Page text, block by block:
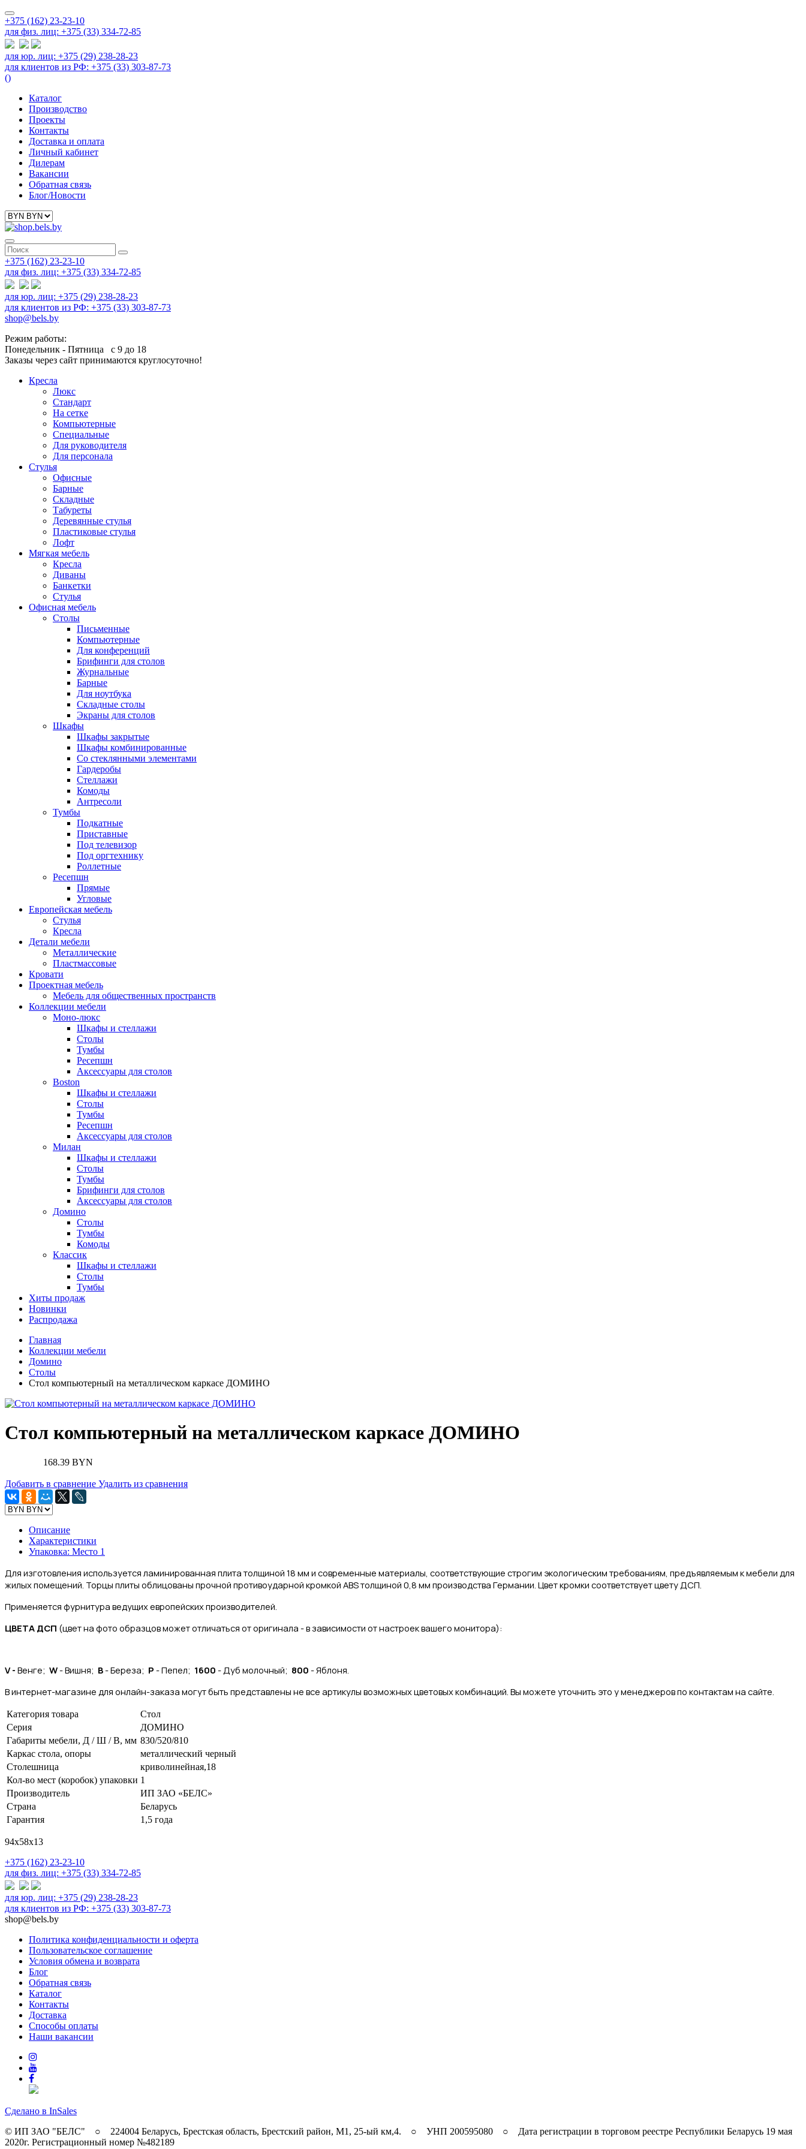
+375 (162) 23-23-10
для физ. лиц: +375 (33) 334-72-85
для юр. лиц: +375 (29) 238-28-23
для клиентов из РФ: +375 (33) 303-87-73
()
Каталог
Производство
Проекты
Контакты
Доставка и оплата
Личный кабинет
Дилерам
Вакансии
Обратная связь
Блог/Новости
+375 (162) 23-23-10
для физ. лиц: +375 (33) 334-72-85
для юр. лиц: +375 (29) 238-28-23
для клиентов из РФ: +375 (33) 303-87-73
shop@bels.by
Режим работы:
Понедельник - Пятница с 9 до 18
Заказы через сайт принимаются круглосуточно!
Кресла
Люкс
Стандарт
На сетке
Компьютерные
Специальные
Для руководителя
Для персонала
Стулья
Офисные
Барные
Складные
Табуреты
Деревянные стулья
Пластиковые стулья
Лофт
Мягкая мебель
Кресла
Диваны
Банкетки
Стулья
Офисная мебель
Столы
Письменные
Компьютерные
Для конференций
Брифинги для столов
Журнальные
Барные
Для ноутбука
Складные столы
Экраны для столов
Шкафы
Шкафы закрытые
Шкафы комбинированные
Со стеклянными элементами
Гардеробы
Стеллажи
Комоды
Антресоли
Тумбы
Подкатные
Приставные
Под телевизор
Под оргтехнику
Роллетные
Ресепшн
Прямые
Угловые
Европейская мебель
Стулья
Кресла
Детали мебели
Металлические
Пластмассовые
Кровати
Проектная мебель
Мебель для общественных пространств
Коллекции мебели
Моно-люкс
Шкафы и стеллажи
Столы
Тумбы
Ресепшн
Аксессуары для столов
Boston
Шкафы и стеллажи
Столы
Тумбы
Ресепшн
Аксессуары для столов
Милан
Шкафы и стеллажи
Столы
Тумбы
Брифинги для столов
Аксессуары для столов
Домино
Столы
Тумбы
Комоды
Классик
Шкафы и стеллажи
Столы
Тумбы
Хиты продаж
Новинки
Распродажа
Главная
Коллекции мебели
Домино
Столы
Стол компьютерный на металлическом каркасе ДОМИНО
Стол компьютерный на металлическом каркасе ДОМИНО
168.39 BYN
Добавить в сравнение Удалить из сравнения
Описание
Характеристики
Упаковка: Место 1
Для изготовления используется ламинированная плита толщиной 18 мм и современные материалы, соответствующие строгим экологическим требованиям, предъявляемым к мебели для
жилых помещений. Торцы плиты облицованы прочной противоударной кромкой ABS толщиной 0,8 мм производства Германии. Цвет кромки соответствует цвету ДСП.
Применяется фурнитура ведущих европейских производителей.
ЦВЕТА ДСП (цвет на фото образцов может отличаться от оригинала - в зависимости от настроек вашего монитора):
V - Венге; W- Вишня; B- Береза; P - Пепел; 1600 - Дуб молочный; 800 - Яблоня.
В интернет-магазине для онлайн-заказа могут быть представлены не все артикулы возможных цветовых комбинаций. Вы можете уточнить это у менеджеров по контактам на сайте.
Категория товара
Стол
Серия
ДОМИНО
Габариты мебели, Д / Ш / В, мм 830/520/810
Каркас стола, опоры
металлический черный
Столешница
криволинейная,18
Кол-во мест (коробок) упаковки 1
Производитель
ИП ЗАО «БЕЛС»
Страна
Беларусь
Гарантия
1,5 года
94x58x13
+375 (162) 23-23-10
для физ. лиц: +375 (33) 334-72-85
для юр. лиц: +375 (29) 238-28-23
для клиентов из РФ: +375 (33) 303-87-73
shop@bels.by
Политика конфиденциальности и оферта
Пользовательское соглашение
Условия обмена и возврата
Блог
Обратная связь
Каталог
Контакты
Доставка
Способы оплаты
Наши вакансии
Сделано в InSales
© ИП ЗАО "БЕЛС" ○ 224004 Беларусь, Брестская область, Брестский район, M1, 25-ый км,4. ○ УНП 200595080 ○ Дата регистрации в торговом реестре Республики Беларусь 19 мая
2020г. Регистрационный номер №482189